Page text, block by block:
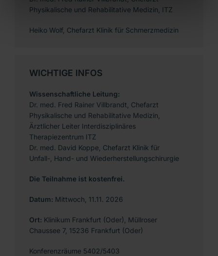
Physikalische und Rehabilitative Medizin, ITZ
Heiko Wolf, Chefarzt Klinik für Schmerzmedizin
WICHTIGE INFOS
Wissenschaftliche Leitung:
Dr. med. Fred Rainer Villbrandt, Chefarzt
Physikalische und Rehabilitative Medizin,
Ärztlicher Leiter Interdisziplinäres
Therapiezentrum ITZ
Dr. med. David Koppe, Chefarzt Klinik für
Unfall-, Hand- und Wiederherstellungschirurgie
Die Teilnahme ist kostenfrei.
Datum: Mittwoch, 11.11. 2026
Ort: Klinikum Frankfurt (Oder), Müllroser
Chaussee 7, 15236 Frankfurt (Oder)
Konferenzräume 5402/5403